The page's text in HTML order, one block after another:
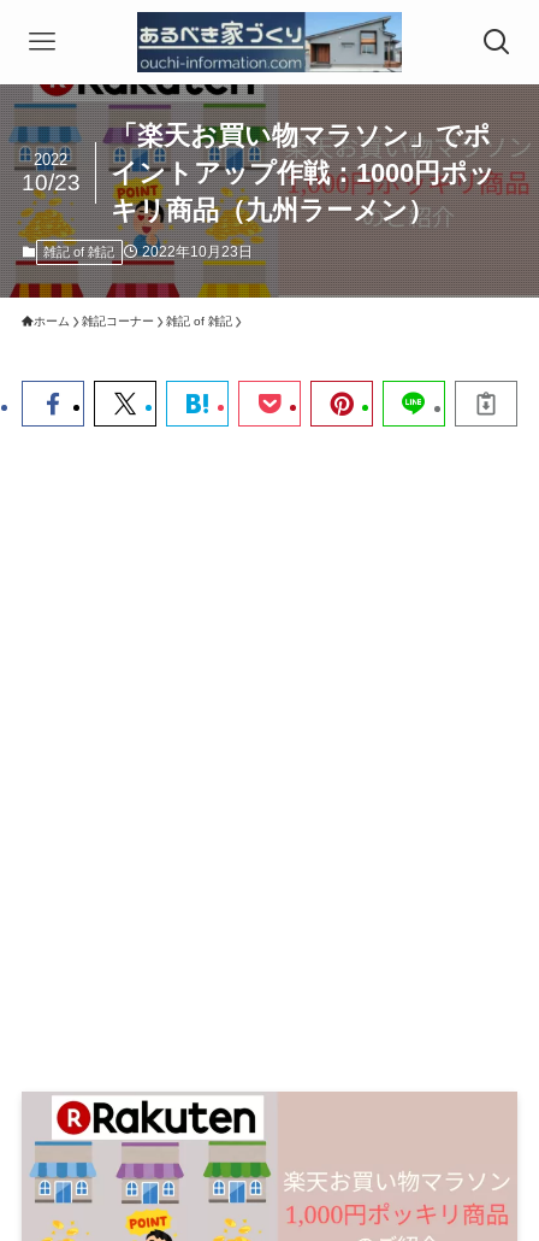
「楽天お買い物マラソン」でポ
イントアップ作戦：1000円ポッ
キリ商品（九州ラーメン）
2022
10/23
雑記 of 雑記 2022年10月23日
ホーム 雑記コーナー 雑記 of 雑記